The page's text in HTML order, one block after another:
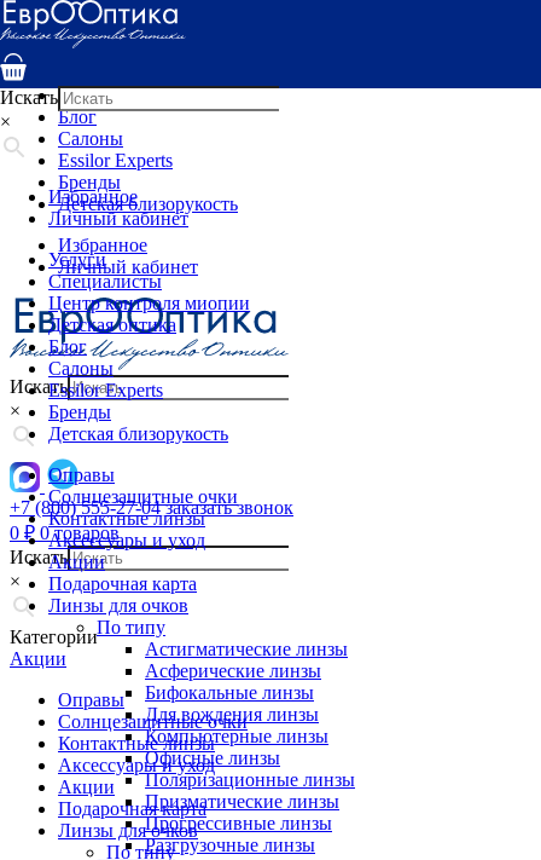
Услуги
Специалисты
Детская оптика
Блог
Салоны
Essilor Experts
Бренды
Детская близорукость
Избранное
Личный кабинет
Искать
×
+7 (800) 555-27-04 заказать звонок
0 ₽ 0 товаров
Искать
×
Категории
Акции
Оправы
Солнцезащитные очки
Контактные линзы
Аксессуары и уход
Акции
Подарочная карта
Линзы для очков
По типу
Искать
×
Избранное
Личный кабинет
Услуги
Специалисты
Центр контроля миопии
Детская оптика
Блог
Салоны
Essilor Experts
Бренды
Детская близорукость
Оправы
Солнцезащитные очки
Контактные линзы
Аксессуары и уход
Акции
Подарочная карта
Линзы для очков
По типу
Астигматические линзы
Асферические линзы
Бифокальные линзы
Для вождения линзы
Компьютерные линзы
Офисные линзы
Поляризационные линзы
Призматические линзы
Прогрессивные линзы
Разгрузочные линзы